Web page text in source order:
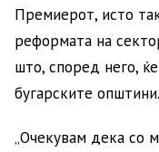
Премиерот, исто
реформата на
што, според него,
бугарските општини.
„Очекувам дека со